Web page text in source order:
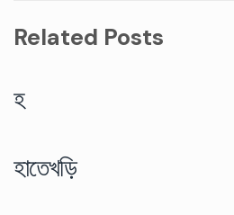
Related Posts
হ
হাতেখড়ি